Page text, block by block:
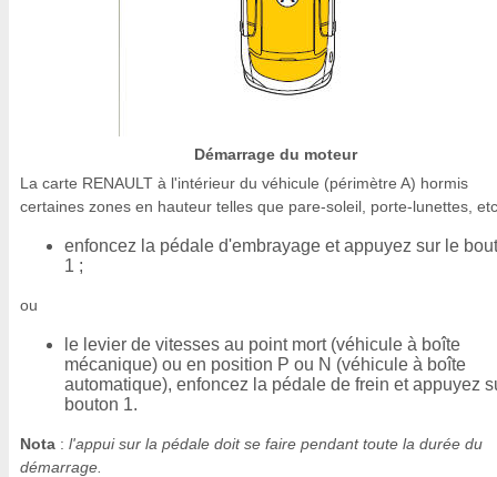
Démarrage du moteur
La carte RENAULT à l'intérieur du véhicule (périmètre A) hormis
certaines zones en hauteur telles que pare-soleil, porte-lunettes,
enfoncez la pédale d'embrayage et appuyez sur le
1 ;
ou
le levier de vitesses au point mort (véhicule à boîte
mécanique) ou en position P ou N (véhicule à boîte
automatique), enfoncez la pédale de frein et appuyez
bouton 1.
Nota : l'appui sur la pédale doit se faire pendant toute la durée du
démarrage.